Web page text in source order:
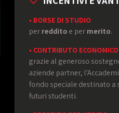
• BORSE DI STUDIO
perreddito e permerito.
• CONTRIBUTO ECONOMICO
grazie al generoso
aziende partner,
fondo speciale destinato a
futuri studenti.